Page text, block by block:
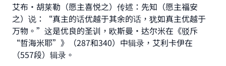
艾布•胡莱勒（愿主喜悦之）传述：先知（愿主福安
之）说：“真主的话优越于其余的话，犹如真主优越于
万物。”这是优良的圣训，欧斯曼·达尔米在《驳斥
“哲海米耶”》（287和340）中辑录，艾利卡伊在
（557段）辑录。